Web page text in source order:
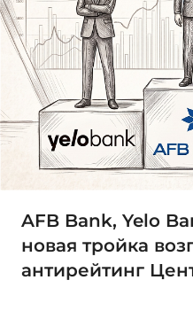
AFB Bank, Yelo
новая тройка
антирейтинг